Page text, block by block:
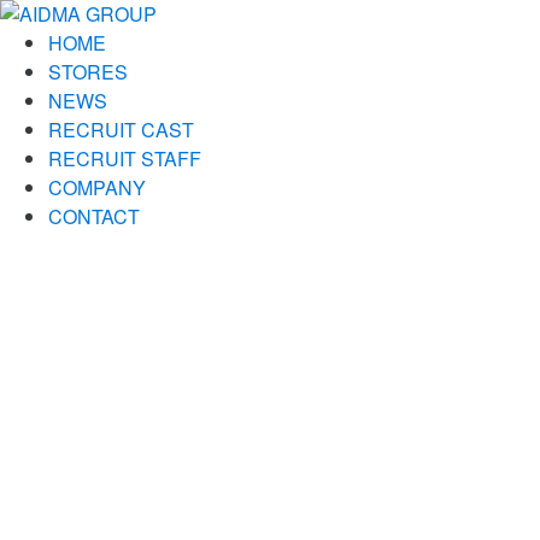
HOME
STORES
NEWS
RECRUIT CAST
RECRUIT STAFF
COMPANY
CONTACT